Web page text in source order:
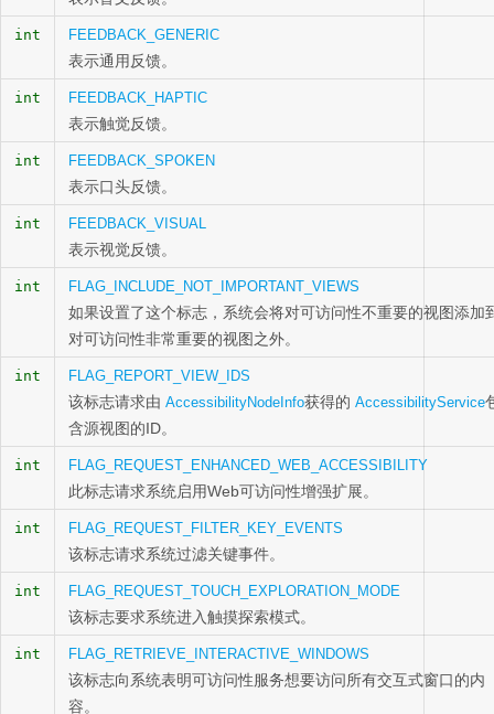
int FEEDBACK_GENERIC
表示通用反馈。
int FEEDBACK_HAPTIC
表示触觉反馈。
int FEEDBACK_SPOKEN
表示口头反馈。
int FEEDBACK_VISUAL
表示视觉反馈。
int FLAG_INCLUDE_NOT_IMPORTANT_VIEWS
如果设置了这个标志，系统会将对可访问性不重要的视图添加
对可访问性非常重要的视图之外。
int FLAG_REPORT_VIEW_IDS
该标志请求由 AccessibilityNodeInfo获得的 AccessibilityService
含源视图的ID。
int FLAG_REQUEST_ENHANCED_WEB_ACCESSIBILITY
此标志请求系统启用Web可访问性增强扩展。
int FLAG_REQUEST_FILTER_KEY_EVENTS
该标志请求系统过滤关键事件。
int FLAG_REQUEST_TOUCH_EXPLORATION_MODE
该标志要求系统进入触摸探索模式。
int FLAG_RETRIEVE_INTERACTIVE_WINDOWS
该标志向系统表明可访问性服务想要访问所有交互式窗口的内
容。